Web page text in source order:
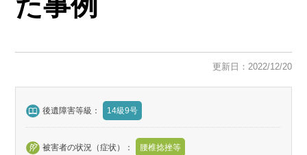
更新日：2022/12/20
後遺障害等級： 14級9号
被害者の状況（症状）： 腰椎捻挫等